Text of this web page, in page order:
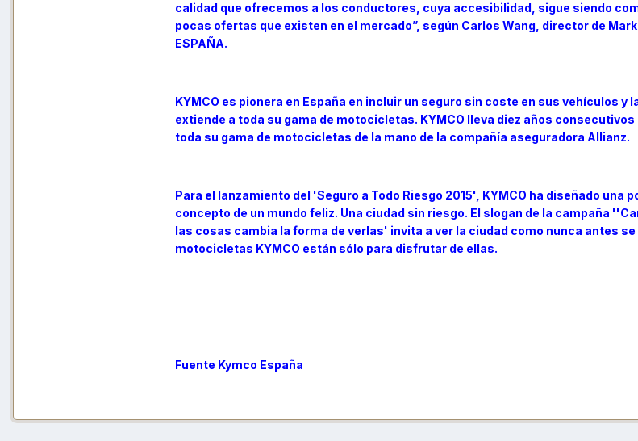
calidad que ofrecemos a los conductores, cuya accesibilidad, sigue siendo
pocas ofertas que existen en el mercado”, según Carlos Wang, director de
ESPAÑA.
KYMCO es pionera en España en incluir un seguro sin coste en sus vehículos y
extiende a toda su gama de motocicletas. KYMCO lleva diez años
toda su gama de motocicletas de la mano de la compañía aseguradora Allianz.
Para el lanzamiento del 'Seguro a Todo Riesgo 2015', KYMCO ha diseñado una
concepto de un mundo feliz. Una ciudad sin riesgo. El slogan de la campaña
las cosas cambia la forma de verlas' invita a ver la ciudad como nunca antes se
motocicletas KYMCO están sólo para disfrutar de ellas.
Fuente Kymco España